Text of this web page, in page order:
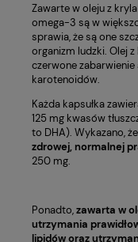
Zawarte w oleju z
omega-3 są w
sprawia, że są one
organizm ludzki. Olej
czerwone
karotenoidów.
Każda kapsułka
125 mg kwasów
to DHA). Wykazano,
zdrowej, normalnej
250 mg.
Ponadto,zawarta w
utrzymania
lipidów oraz